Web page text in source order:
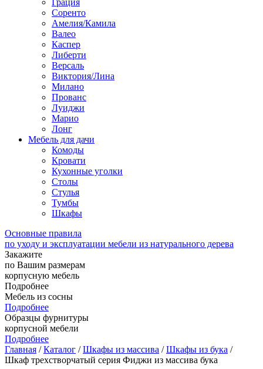
Грация
Соренто
Амелия/Камила
Валео
Каспер
Либерти
Версаль
Виктория/Лина
Милано
Прованс
Луиджи
Марио
Лонг
Мебель для дачи
Комоды
Кровати
Кухонные уголки
Столы
Стулья
Тумбы
Шкафы
Основные правила
по уходу и эксплуатации мебели из натурального дерева
Закажите
по Вашим размерам
корпусную мебель
Подробнее
Мебель из сосны
Подробнее
Образцы фурнитуры
корпусной мебели
Подробнее
Главная /Каталог /Шкафы из массива /Шкафы из бука /
Шкаф трехстворчатый серия Фиджи из массива бука